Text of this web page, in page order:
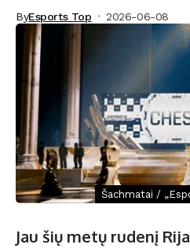
ByEsports Top 2026-06-08
Šachmatai /
Jau šių metų rudenį